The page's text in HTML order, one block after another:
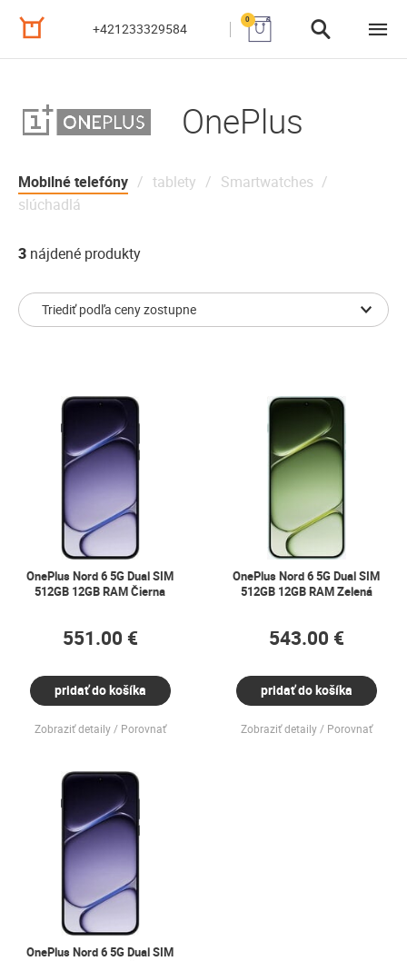
+421233329584
0
OnePlus
Mobilné telefóny tablety
Smartwatches
slúchadlá
3 nájdené produkty
OnePlus Nord 6 5G Dual SIM
512GB 12GB RAM Čierna
551.00 €
pridať do košíka
Zobraziť detaily Porovnať
OnePlus Nord 6 5G Dual SIM
512GB 12GB RAM Zelená
543.00 €
pridať do košíka
Zobraziť detaily Porovnať
OnePlus Nord 6 5G Dual SIM